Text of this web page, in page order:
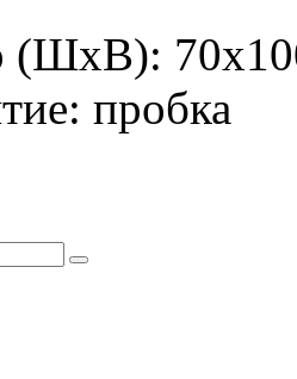
(ШхВ):
пробка